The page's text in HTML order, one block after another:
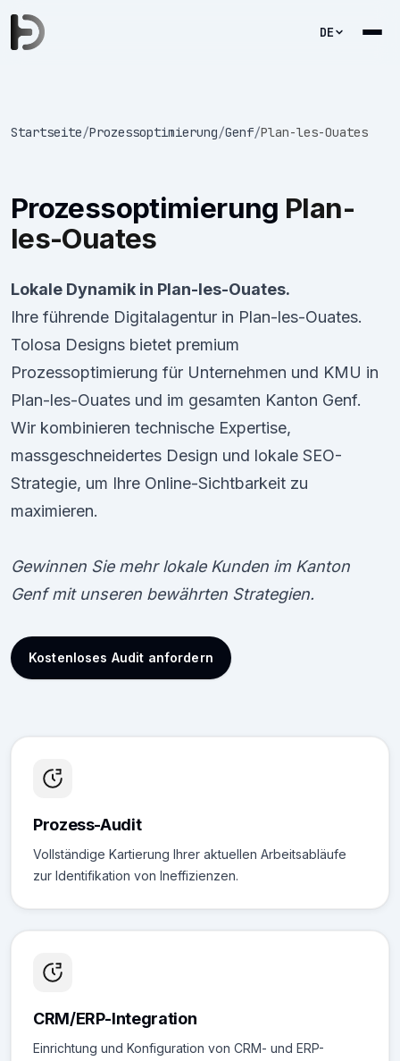
DE
Startseite/Prozessoptimierung/Genf/Plan-les-Ouates
Prozessoptimierung Plan-
les-Ouates
Lokale Dynamik in Plan-les-Ouates.
Ihre führende Digitalagentur in Plan-les-Ouates.
Tolosa Designs bietet premium
Prozessoptimierung für Unternehmen und KMU in
Plan-les-Ouates und im gesamten Kanton Genf.
Wir kombinieren technische Expertise,
massgeschneidertes Design und lokale SEO-
Strategie, um Ihre Online-Sichtbarkeit zu
maximieren.
Gewinnen Sie mehr lokale Kunden im Kanton
Genf mit unseren bewährten Strategien.
Kostenloses Audit anfordern
Prozess-Audit
Vollständige Kartierung Ihrer aktuellen Arbeitsabläufe
zur Identifikation von Ineffizienzen.
CRM/ERP-Integration
Einrichtung und Konfiguration von CRM- und ERP-